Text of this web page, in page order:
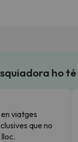
ho
viatges
que no